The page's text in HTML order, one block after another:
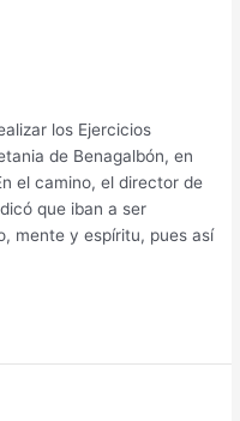
los Ejercicios
de Benagalbón, en
el camino, el director de
que iban a ser
mente y espíritu, pues así